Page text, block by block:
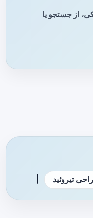
از جستجو یا
تیروئید